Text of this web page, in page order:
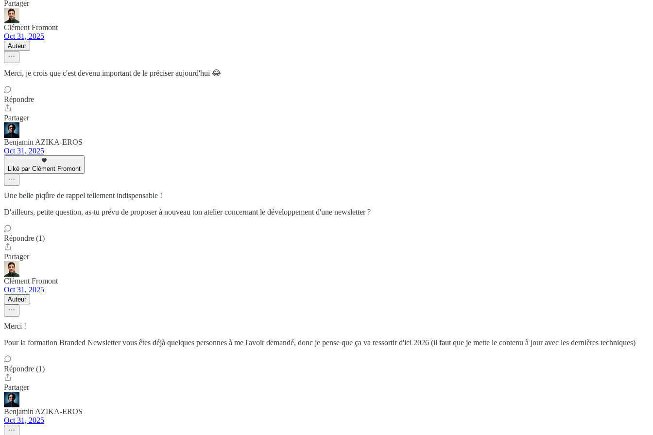
Partager
Clément Fromont
Oct 31, 2025
Auteur
Merci, je crois que c'est devenu important de le préciser aujourd'hui 😂
Répondre
Partager
Benjamin AZIKA-EROS
Oct 31, 2025
Liké par Clément Fromont
Une belle piqûre de rappel tellement indispensable !
D'ailleurs, petite question, as-tu prévu de proposer à nouveau ton atelier concernant le développement d'une newsletter ?
Répondre (1)
Partager
Clément Fromont
Oct 31, 2025
Auteur
Merci !
Pour la formation Branded Newsletter vous êtes déjà quelques personnes à me l'avoir demandé, donc je pense que ça va ressortir d'ici 2026 (il faut que je mette le contenu à jour avec les dernières techniques)
Répondre (1)
Partager
Benjamin AZIKA-EROS
Oct 31, 2025